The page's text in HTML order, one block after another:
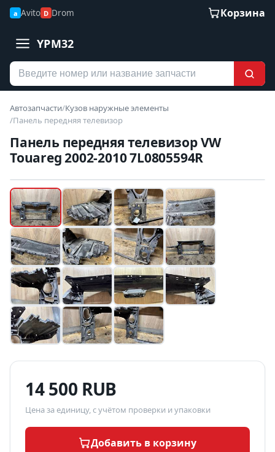
a Avito D Drom Корзина
YPM32
Автозапчасти/Кузов наружные элементы
/Панель передняя телевизор
Панель передняя телевизор VW
Touareg 2002-2010 7L0805594R
Б/У В НАЛИЧИИ
Наведите для увеличения
14 500 RUB
Цена за единицу, с учётом проверки и упаковки
Добавить в корзину